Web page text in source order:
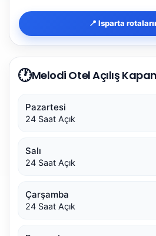
📍 Isparta
🕐Melodi Otel Açılış
Pazartesi
24 Saat Açık
Salı
24 Saat Açık
Çarşamba
24 Saat Açık